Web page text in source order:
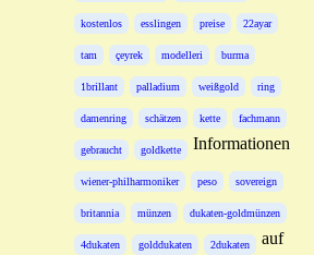
kostenlos esslingen preise 22ayar
tam çeyrek modelleri burma
1brillant palladium weißgold ring
damenring schätzen kette fachmann
gebraucht goldkette
wiener-philharmoniker peso sovereign
britannia münzen dukaten-goldmünzen
4dukaten golddukaten 2dukaten
Informationen
auf